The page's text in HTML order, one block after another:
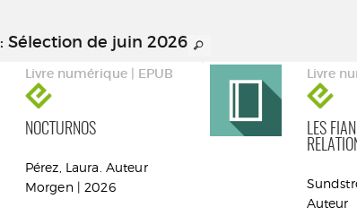
: Sélection de juin 2026
Livre numérique | EPUB
NOCTURNOS
Pérez, Laura. Auteur
Morgen | 2026
Livre
LES
Auteur